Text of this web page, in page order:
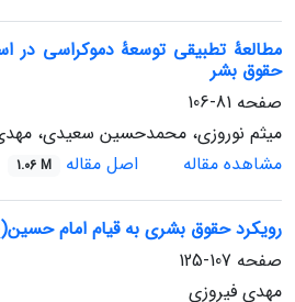
مطالعۀ تطبیقی توسعۀ دموکراسی در
حقوق بشر
صفحه 81-106
میثم نوروزی، محمدحسین سعیدی،
مشاهده مقاله
اصل مقاله 1.06 M
رویکرد حقوق بشری به قیام امام
صفحه 107-125
مهدی فیروزی